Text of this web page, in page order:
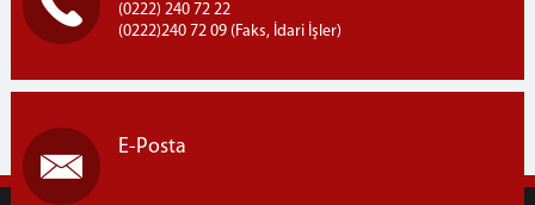
(0222) 240 72 22
(0222)240 72 09 (Faks, İdari İşler)
E-Posta